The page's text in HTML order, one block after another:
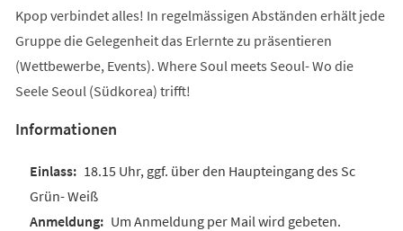
Kpop verbindet alles! In regelmässigen Abständen erhält jede
Gruppe die Gelegenheit das Erlernte zu präsentieren
(Wettbewerbe, Events). Where Soul meets Seoul- Wo die
Seele Seoul (Südkorea) trifft!
Informationen
18.15 Uhr, ggf. über den Haupteingang des Sc
Grün- Weiß
Um Anmeldung per Mail wird gebeten.